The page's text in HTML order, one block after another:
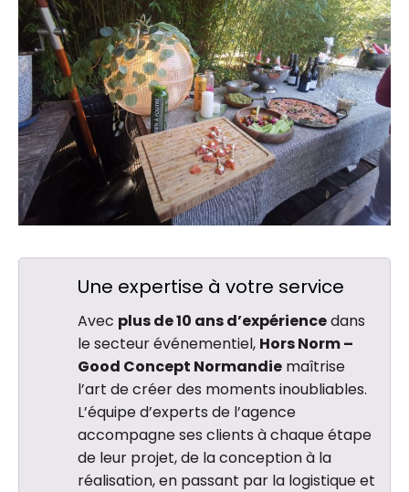
Une expertise à votre service
Avec plus de 10 ans d’expériencedans
le secteur événementiel, Hors Norm –
Good Concept Normandie maîtrise
l’art de créer des moments inoubliables.
L’équipe d’experts de l’agence
accompagne ses clients à chaque étape
de leur projet, de la conception à la
réalisation, en passant par la logistique et